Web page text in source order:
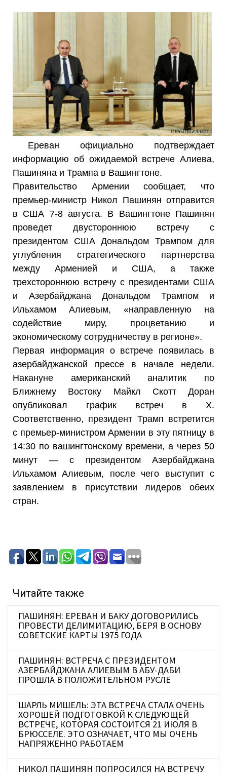
Ереван официально подтверждает
информацию об ожидаемой встрече Алиева,
Пашиняна и Трампа в Вашингтоне.
Правительство Армении сообщает, что
премьер-министр Никол Пашинян отправится
в США 7-8 августа. В Вашингтоне Пашинян
проведет двустороннюю встречу с
президентом США Дональдом Трампом для
углубления стратегического партнерства
между Арменией и США, а также
трехстороннюю встречу с президентами США
и Азербайджана Дональдом Трампом и
Ильхамом Алиевым, «направленную на
содействие миру, процветанию и
экономическому сотрудничеству в регионе».
Первая информация о встрече появилась в
азербайджанской прессе в начале недели.
Накануне американский аналитик по
Ближнему Востоку Майкл Скотт Доран
опубликовал график встреч в X.
Соответственно, президент Трамп встретится
с премьер-министром Армении в эту пятницу в
14:30 по вашингтонскому времени, а через 50
минут — с президентом Азербайджана
Ильхамом Алиевым, после чего выступит с
заявлением в присутствии лидеров обеих
стран.
Читайте также
ПАШИНЯН: ЕРЕВАН И БАКУ ДОГОВОРИЛИСЬ
ПРОВЕСТИ ДЕЛИМИТАЦИЮ, БЕРЯ В ОСНОВУ
СОВЕТСКИЕ КАРТЫ 1975 ГОДА
ПАШИНЯН: ВСТРЕЧА С ПРЕЗИДЕНТОМ
АЗЕРБАЙДЖАНА АЛИЕВЫМ В АБУ-ДАБИ
ПРОШЛА В ПОЛОЖИТЕЛЬНОМ РУСЛЕ
ШАРЛЬ МИШЕЛЬ: ЭТА ВСТРЕЧА СТАЛА ОЧЕНЬ
ХОРОШЕЙ ПОДГОТОВКОЙ К СЛЕДУЮЩЕЙ
ВСТРЕЧЕ, КОТОРАЯ СОСТОИТСЯ 21 ИЮЛЯ В
БРЮССЕЛЕ. ЭТО ОЗНАЧАЕТ, ЧТО МЫ ОЧЕНЬ
НАПРЯЖЕННО РАБОТАЕМ
НИКОЛ ПАШИНЯН ПОПРОСИЛСЯ НА ВСТРЕЧУ